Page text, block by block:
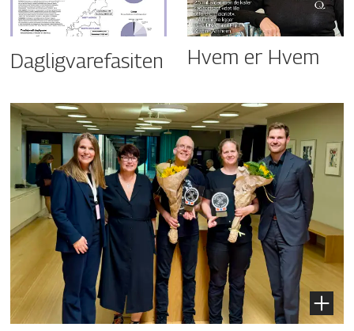
Dagligvarefasiten Hvem er Hvem